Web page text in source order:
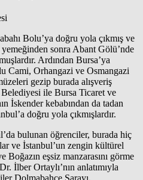
Bolu’ya doğru yola çıkmış ve
sonra Abant Gölü’nde
Ardından Bursa’ya
Cami, Orhangazi ve Osmangazi
gezip burada alışveriş
ile Bursa Ticaret ve
İskender kebabından da tadan
doğru yola çıkmışlardır.
bulunan öğrenciler, burada hiç
ve İstanbul’un zengin kültürel
Boğazın eşsiz manzarasını görme
İlber Ortaylı’nın anlatımıyla
Dolmabahçe Sarayı,